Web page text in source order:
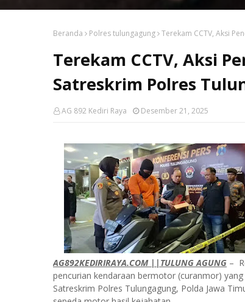
Beranda Polres tulungagung Terekam CCTV, Aksi
Terekam CCTV, Aksi
Satreskrim Polres
AG 892 Kediri Raya Desember 21, 2025
AG892KEDIRIRAYA.COM ||TULUNG AGUNG –
pencurian kendaraan bermotor (curanmor)
Satreskrim Polres Tulungagung, Polda Jawa